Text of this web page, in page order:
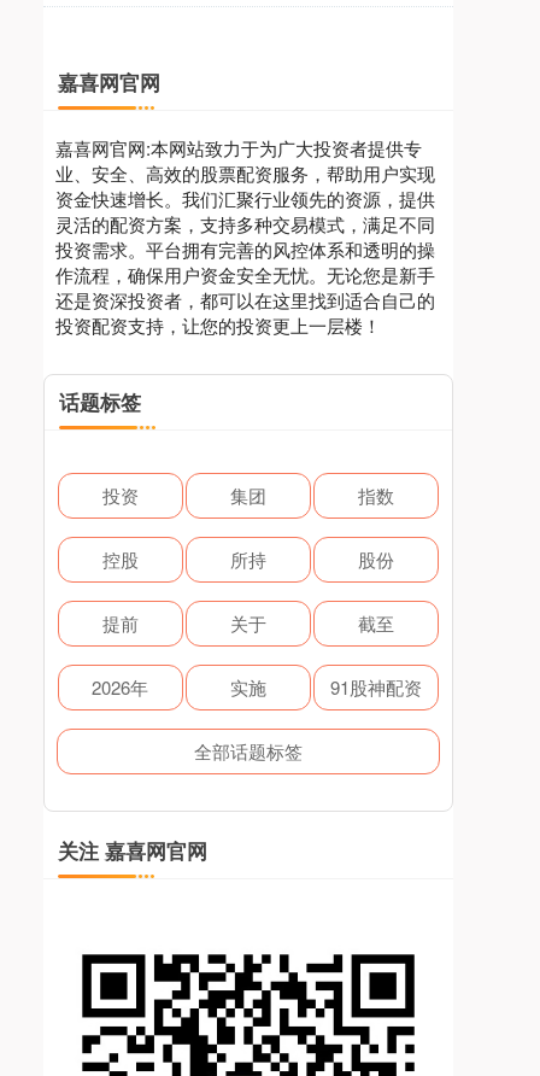
嘉喜网官网
嘉喜网官网:本网站致力于为广大投资者提供专
业、安全、高效的股票配资服务，帮助用户实现
资金快速增长。我们汇聚行业领先的资源，提供
灵活的配资方案，支持多种交易模式，满足不同
投资需求。平台拥有完善的风控体系和透明的操
作流程，确保用户资金安全无忧。无论您是新手
还是资深投资者，都可以在这里找到适合自己的
投资配资支持，让您的投资更上一层楼！
话题标签
投资 集团 指数
控股 所持 股份
提前 关于 截至
2026年 实施 91股神配资
全部话题标签
关注 嘉喜网官网